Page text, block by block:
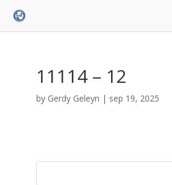
11114 – 12
by Gerdy Geleyn | sep 19, 2025